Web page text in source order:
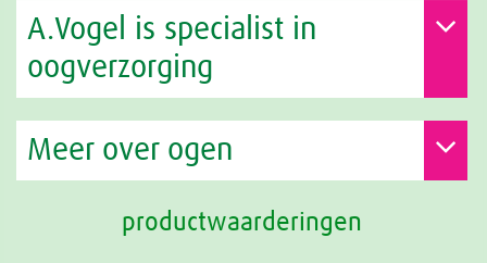
A.Vogel is specialist in
oogverzorging
Meer over ogen
productwaarderingen